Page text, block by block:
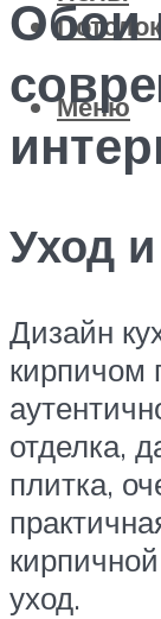
Потолок
Меню
Обои
Уход
Дизайн
кирпичом
отделка,
плитка,
уход.